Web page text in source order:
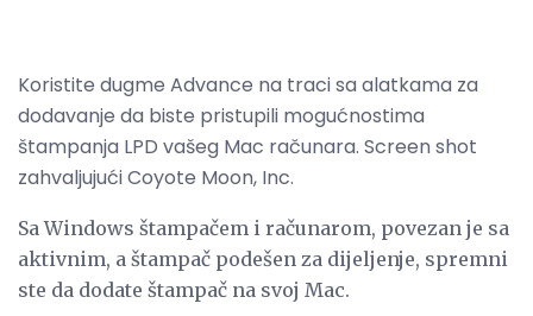
Koristite dugme Advance na traci sa alatkama za
dodavanje da biste pristupili mogućnostima
štampanja LPD vašeg Mac računara. Screen shot
zahvaljujući Coyote Moon, Inc.
Sa Windows štampačem i računarom, povezan je sa
aktivnim, a štampač podešen za dijeljenje, spremni
ste da dodate štampač na svoj Mac.